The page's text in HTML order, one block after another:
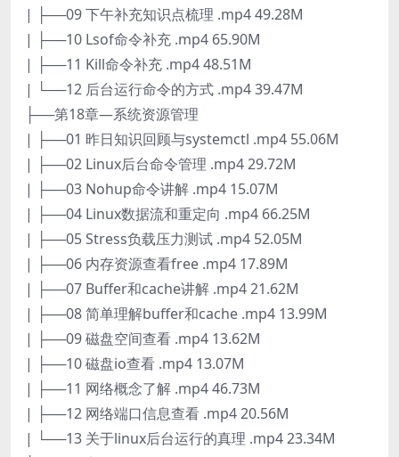
| ├──09 下午补充知识点梳理 .mp4 49.28M
| ├──10 Lsof命令补充 .mp4 65.90M
| ├──11 Kill命令补充 .mp4 48.51M
| └──12 后台运行命令的方式 .mp4 39.47M
├──第18章—系统资源管理
| ├──01 昨日知识回顾与systemctl .mp4 55.06M
| ├──02 Linux后台命令管理 .mp4 29.72M
| ├──03 Nohup命令讲解 .mp4 15.07M
| ├──04 Linux数据流和重定向 .mp4 66.25M
| ├──05 Stress负载压力测试 .mp4 52.05M
| ├──06 内存资源查看free .mp4 17.89M
| ├──07 Buffer和cache讲解 .mp4 21.62M
| ├──08 简单理解buffer和cache .mp4 13.99M
| ├──09 磁盘空间查看 .mp4 13.62M
| ├──10 磁盘io查看 .mp4 13.07M
| ├──11 网络概念了解 .mp4 46.73M
| ├──12 网络端口信息查看 .mp4 20.56M
| └──13 关于linux后台运行的真理 .mp4 23.34M